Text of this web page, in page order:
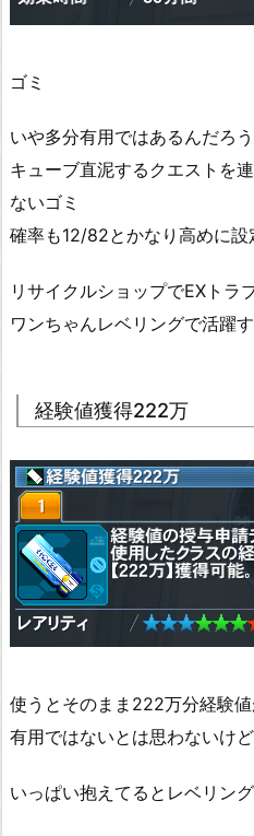
ゴミ
いや多分有用ではあるんだろ
キューブ直泥するクエストを
ないゴミ
確率も12/82とかなり高めに
リサイクルショップでEXトラ
ワンちゃんレベリングで活躍
経験値獲得222万
使うとそのまま222万分経験
有用ではないとは思わないけ
いっぱい抱えてるとレベリン